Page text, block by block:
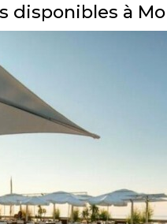
disponibles à